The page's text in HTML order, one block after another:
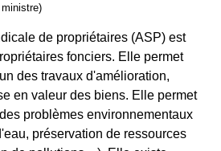
de propriétaires (ASP) est
fonciers. Elle permet
des travaux d'amélioration,
en valeur des biens. Elle permet
problèmes environnementaux
préservation de ressources